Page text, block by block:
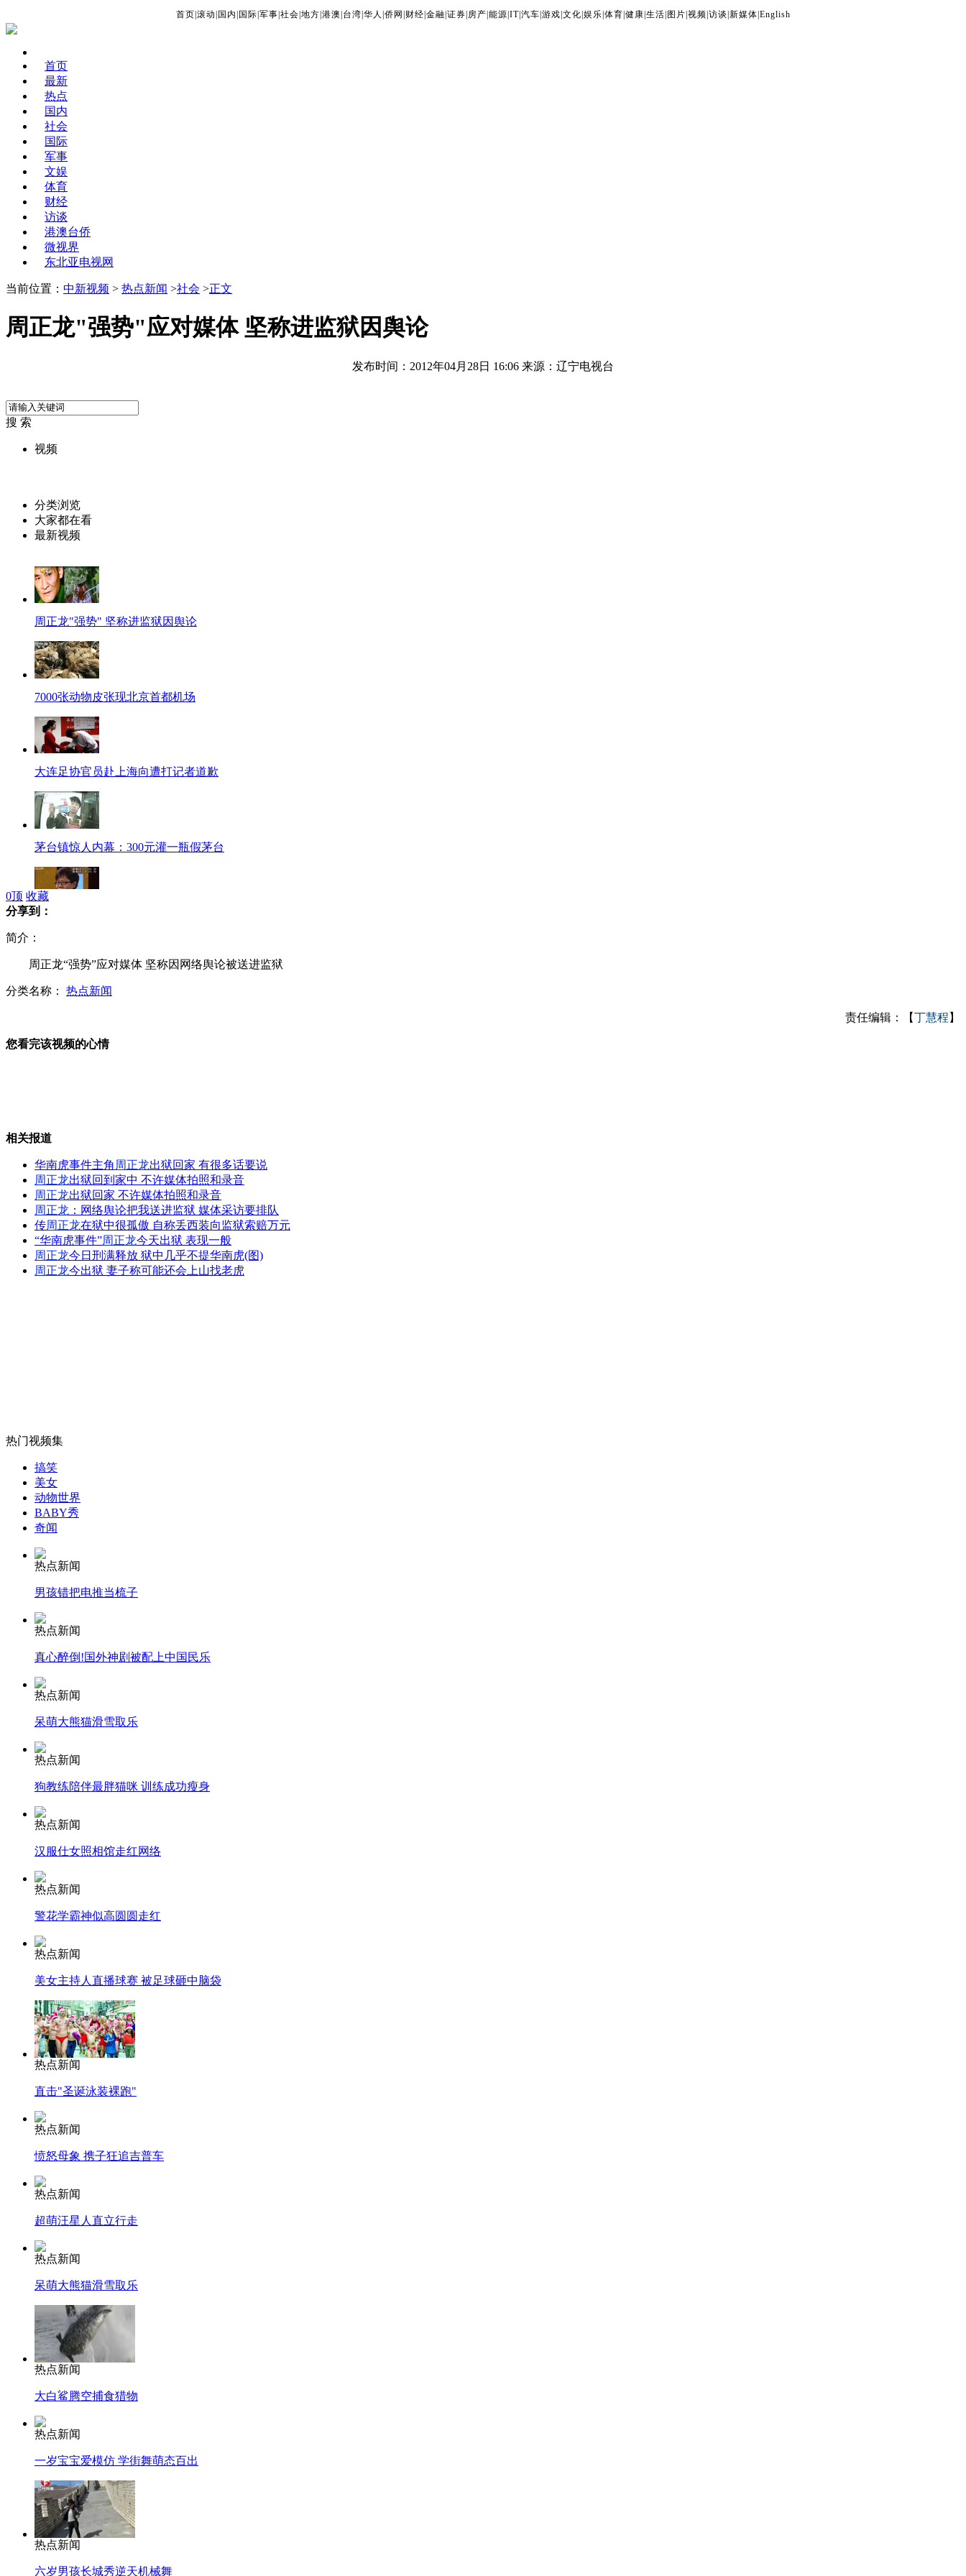
首页 滚动 国内 国际 军事 社会 地方 港澳 台湾 华人 侨网 财经 金融 证券 房产 能源 IT| 汽车 游戏 文化 娱乐 体育 健康 生活 图片 视频 访谈 新媒体 English
首页
最新
热点
国内
社会
国际
军事
文娱
体育
财经
访谈
港澳台侨
微视界
东北亚电视网
当前位置： 中新视频 > 热点新闻 >社会 >正文
周正龙"强势"应对媒体 坚称进监狱因舆论
发布时间：2012年04月28日 16:06 来源：辽宁电视台
搜 索
视频
分类浏览
大家都在看
最新视频
周正龙"强势" 坚称进监狱因舆论
7000张动物皮张现北京首都机场
大连足协官员赴上海向遭打记者道歉
茅台镇惊人内幕：300元灌一瓶假茅台
乌克兰东部城市发生连环爆炸
美法官拒绝公布拉登被击毙视频
9岁男孩过马路被卷奔驰车下丧命
无痛分娩是否安全 医生回应
外交部：反对强权政治霸凌主义
外交部：有关国家言论片面不公正
走！跟着总书记去植树
纽约上演“枕头大战”
0顶 收藏
分享到：
简介：
周正龙“强势”应对媒体 坚称因网络舆论被送进监狱
分类名称： 热点新闻
责任编辑：【丁慧程 】
您看完该视频的心情
相关报道
华南虎事件主角 周正龙出狱回家 有很多话要说
周正龙出狱回到家中 不许媒体拍照和录音
周正龙出狱回家 不许媒体拍照和录音
周正龙 ：网络舆论把我送进监狱 媒体采访要排队
传周正龙在狱中很孤傲 自称丢西装向监狱索赔万元
“华南虎事件”周正龙今天出狱 表现一般
周正龙今日刑满释放 狱中几乎不提华南虎(图)
周正龙今出狱 妻子称可能还会上山找老虎
热门视频集
搞笑
美女
动物世界
BABY秀
奇闻
热点新闻
男孩错把电推当梳子
热点新闻
真心醉倒!国外神剧被配上中国民乐
热点新闻
呆萌大熊猫滑雪取乐
热点新闻
狗教练陪伴最胖猫咪 训练成功瘦身
热点新闻
汉服仕女照相馆走红网络
热点新闻
警花学霸神似高圆圆走红
热点新闻
美女主持人直播球赛 被足球砸中脑袋
热点新闻
直击"圣诞泳装裸跑"
热点新闻
愤怒母象 携子狂追吉普车
热点新闻
超萌汪星人直立行走
热点新闻
呆萌大熊猫滑雪取乐
热点新闻
大白鲨腾空捕食猎物
热点新闻
一岁宝宝爱模仿 学街舞萌态百出
热点新闻
六岁男孩长城秀逆天机械舞